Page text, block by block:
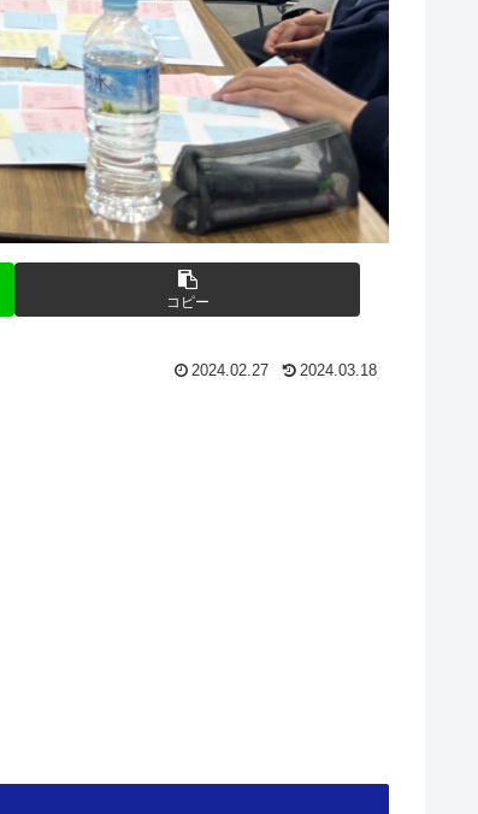
コピー
2024.02.27 2024.03.18